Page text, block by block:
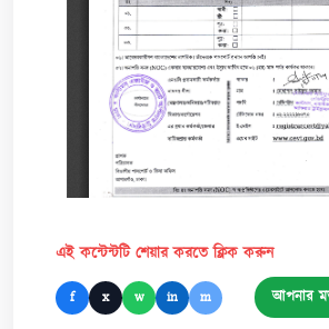
এই কন্টেন্টটি শেয়ার করতে ক্লিক করুন
f x w in m আপনার